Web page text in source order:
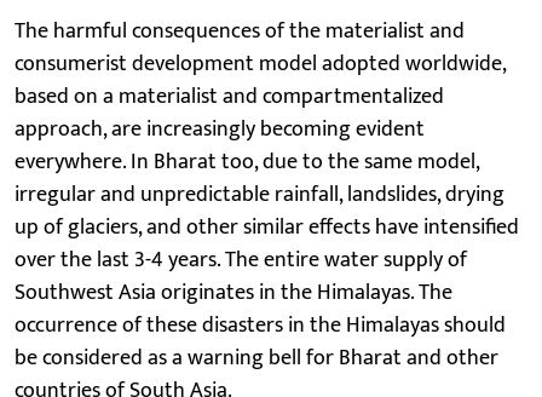
The harmful consequences of the materialist and
consumerist development model adopted worldwide,
based on a materialist and compartmentalized
approach, are increasingly becoming evident
everywhere. In Bharat too, due to the same model,
irregular and unpredictable rainfall, landslides, drying
up of glaciers, and other similar effects have intensified
over the last 3-4 years. The entire water supply of
Southwest Asia originates in the Himalayas. The
occurrence of these disasters in the Himalayas should
be considered as a warning bell for Bharat and other